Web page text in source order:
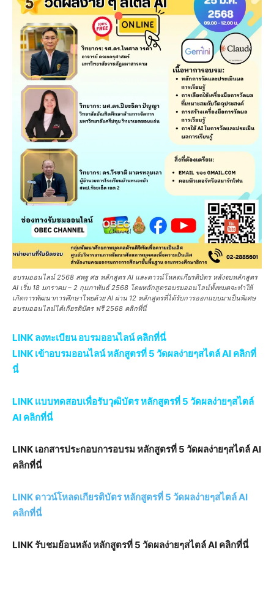
อบรมออนไลน์ 2568 สพฐ ศธ หลักสูตร AI และดาวน์โหลดเกียรติบัตร หลังจบหลักสูตร
AI เริ่ม 18 มกราคม – 2 กุมภาพันธ์ 2568 โดยหลักสูตรอบรมออนไลน์ทั้งหมดจะทำให้
เกิดการพัฒนาการศึกษาไทยด้วย AI ผ่าน 12 หลักสูตรที่ได้รับการออกแบบมาเป็นพิเศษ
อบรมออนไลน์ได้เกียรติบัตร ฟรี 2568 คลิกที่นี่
LINK ลงทะเบียน อบรมออนไลน์ คลิกที่นี่
LINK เข้าอบรมออนไลน์ หลักสูตรที่ 5 วัดผลง่ายๆสไตล์ AI คลิกที่
นี่
LINK เเบบทดสอบเพื่อรับวุฒิบัตร หลักสูตรที่ 5 วัดผลง่ายๆสไตล์
AI คลิกที่นี่
LINK เอกสารประกอบการอบรม หลักสูตรที่ 5 วัดผลง่ายๆสไตล์ AI
คลิกที่นี่
LINK ดาวน์โหลดเกียรติบัตร หลักสูตรที่ 5 วัดผลง่ายๆสไตล์ AI
คลิกที่นี่
LINK รับชมย้อนหลัง หลักสูตรที่ 5 วัดผลง่ายๆสไตล์ AI คลิกที่นี่